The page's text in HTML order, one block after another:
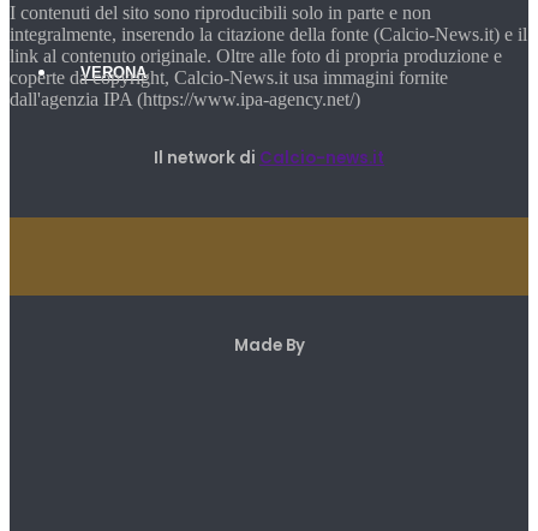
VERONA
I contenuti del sito sono riproducibili solo in parte e non
integralmente, inserendo la citazione della fonte (Calcio-News.it) e il
link al contenuto originale. Oltre alle foto di propria produzione e
coperte da copyright, Calcio-News.it usa immagini fornite
dall'agenzia IPA (https://www.ipa-agency.net/)
Il network di Calcio-news.it
Made By